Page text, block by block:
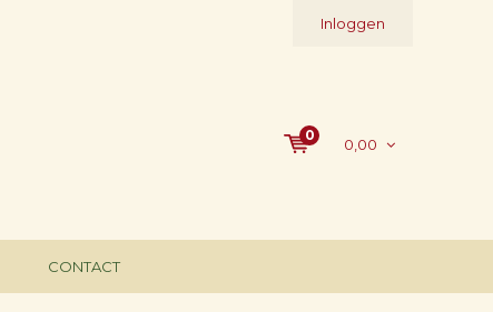
Inloggen
0
0,00
CONTACT